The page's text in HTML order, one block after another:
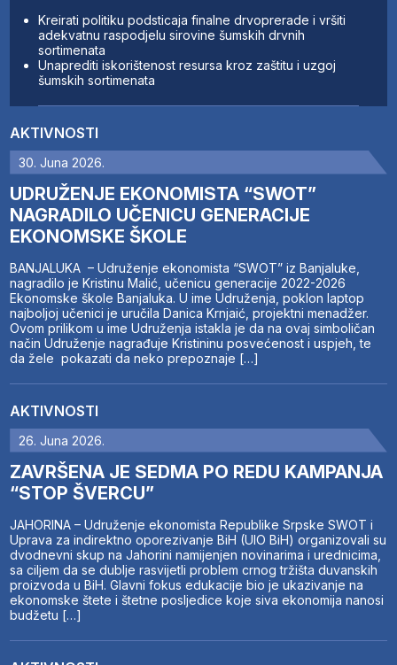
AKTIVNOSTI
30. Juna 2026.
UDRUŽENJE EKONOMISTA “SWOT”
NAGRADILO UČENICU GENERACIJE
EKONOMSKE ŠKOLE
BANJALUKA – Udruženje ekonomista “SWOT” iz Banjaluke,
nagradilo je Kristinu Malić, učenicu generacije 2022-2026
Ekonomske škole Banjaluka. U ime Udruženja, poklon laptop
najboljoj učenici je uručila Danica Krnjaić, projektni menadžer.
Ovom prilikom u ime Udruženja istakla je da na ovaj simboličan
način Udruženje nagrađuje Kristininu posvećenost i uspjeh, te
da žele pokazati da neko prepoznaje […]
AKTIVNOSTI
26. Juna 2026.
ZAVRŠENA JE SEDMA PO REDU KAMPANJA
“STOP ŠVERCU”
JAHORINA – Udruženje ekonomista Republike Srpske SWOT i
Uprava za indirektno oporezivanje BiH (UIO BiH) organizovali su
dvodnevni skup na Jahorini namijenjen novinarima i urednicima,
sa ciljem da se dublje rasvijetli problem crnog tržišta duvanskih
proizvoda u BiH. Glavni fokus edukacije bio je ukazivanje na
ekonomske štete i štetne posljedice koje siva ekonomija nanosi
budžetu […]
Kreirati politiku podsticaja finalne drvoprerade i vršiti
adekvatnu raspodjelu sirovine šumskih drvnih
sortimenata
Unaprediti iskorištenost resursa kroz zaštitu i uzgoj
šumskih sortimenata